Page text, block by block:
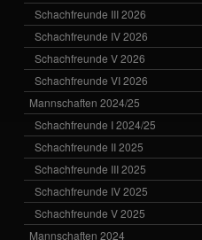
Schachfreunde III 2026
Schachfreunde IV 2026
Schachfreunde V 2026
Schachfreunde VI 2026
Mannschaften 2024/25
Schachfreunde I 2024/25
Schachfreunde II 2025
Schachfreunde III 2025
Schachfreunde IV 2025
Schachfreunde V 2025
Mannschaften 2024